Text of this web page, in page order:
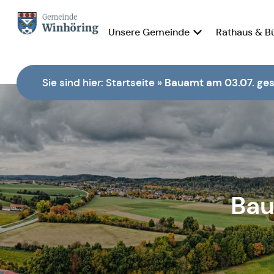
Zur Startseite
Unsere Gemeinde Rathaus &
Sie sind hier: Startseite » Bauamt am 03.07.